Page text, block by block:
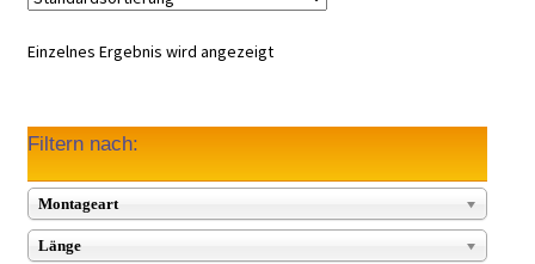
Einzelnes Ergebnis wird angezeigt
Filtern nach:
Montageart
Länge